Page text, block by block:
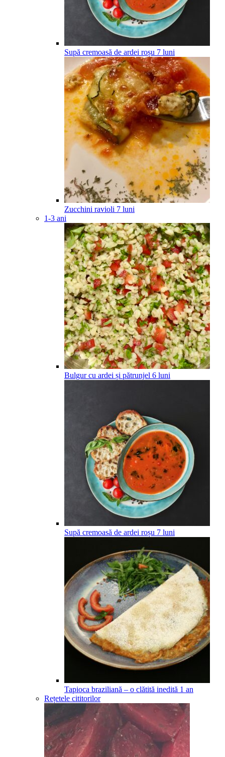
Supă cremoasă de ardei roșu 7 luni
Zucchini ravioli 7 luni
1-3 ani
Bulgur cu ardei și pătrunjel 6 luni
Supă cremoasă de ardei roșu 7 luni
Tapioca braziliană – o clătită inedită 1 an
Rețetele cititorilor